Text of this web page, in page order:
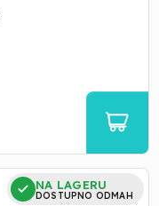
NA LAGERU
DOSTUPNO ODMAH